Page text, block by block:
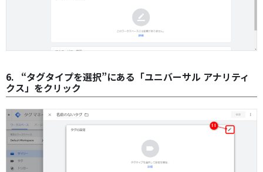
6. “タグタイプを選択”にある「ユニバーサル アナリティ
クス」をクリック